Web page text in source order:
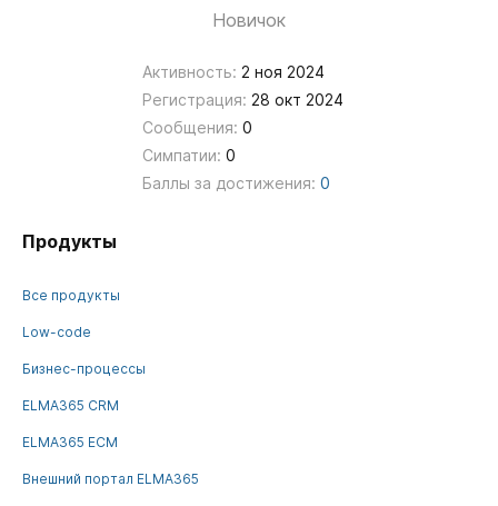
Новичок
Активность: 2 ноя 2024
Регистрация: 28 окт 2024
Сообщения: 0
Симпатии: 0
Баллы за достижения: 0
Продукты
Все продукты
Low-code
Бизнес-процессы
ELMA365 CRM
ELMA365 ECM
Внешний портал ELMA365